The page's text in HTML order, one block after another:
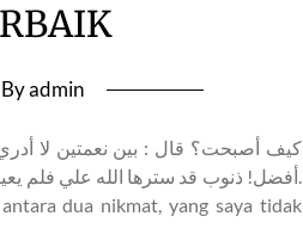
By admin
أفضل! ذنوب قد سترها الله علي فلم
dua nikmat, yang saya tidak